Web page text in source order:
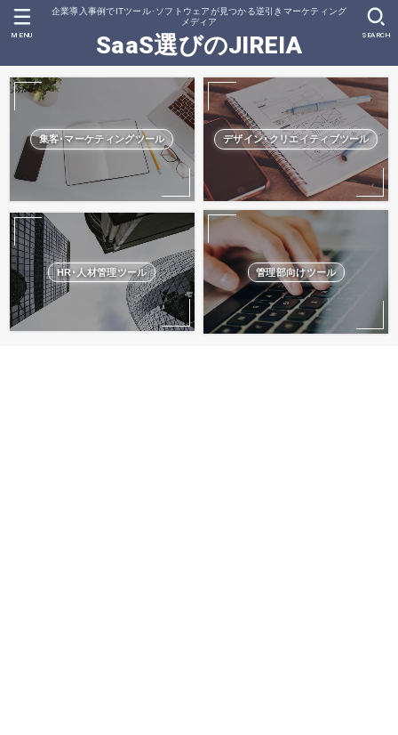
企業導入事例でITツール･ソフトウェアが見つかる逆引きマーケティング
メディア
SaaS選びのJIREIA SEARCH
MENU
集客･マーケティングツール デザイン･クリエイティブツール
HR･人材管理ツール 管理部向けツール